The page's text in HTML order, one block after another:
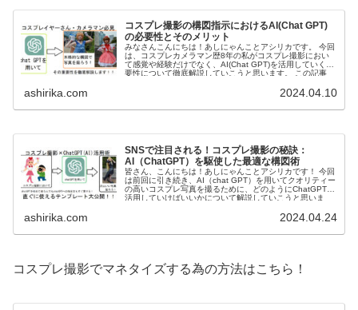
コスプレ撮影の構図指示におけるAI(Chat GPT)
の必要性とそのメリット
みなさんこんにちは！あしにゃんことアシリカです。 今回
は、コスプレカメラマン歴8年の私がコスプレ撮影におい
て感覚や経験だけでなく、AI(Chat GPT)を活用していく重
要性について徹底解説していこうと思います。 この記事
ashirika.com 2024.04.10
SNSで注目される！コスプレ撮影の秘訣：
AI（ChatGPT）を駆使した最適な構図術
皆さん、こんにちは！あしにゃんことアシリカです！ 今回
は前回に引き続き、AI（chat GPT）を用いてクオリティー
の高いコスプレ写真を撮るために、どのようにChatGPTを
活用していけばいいかについて解説していこうと思いま
ashirika.com 2024.04.24
コスプレ撮影でマネタイズする為の方法はこちら！